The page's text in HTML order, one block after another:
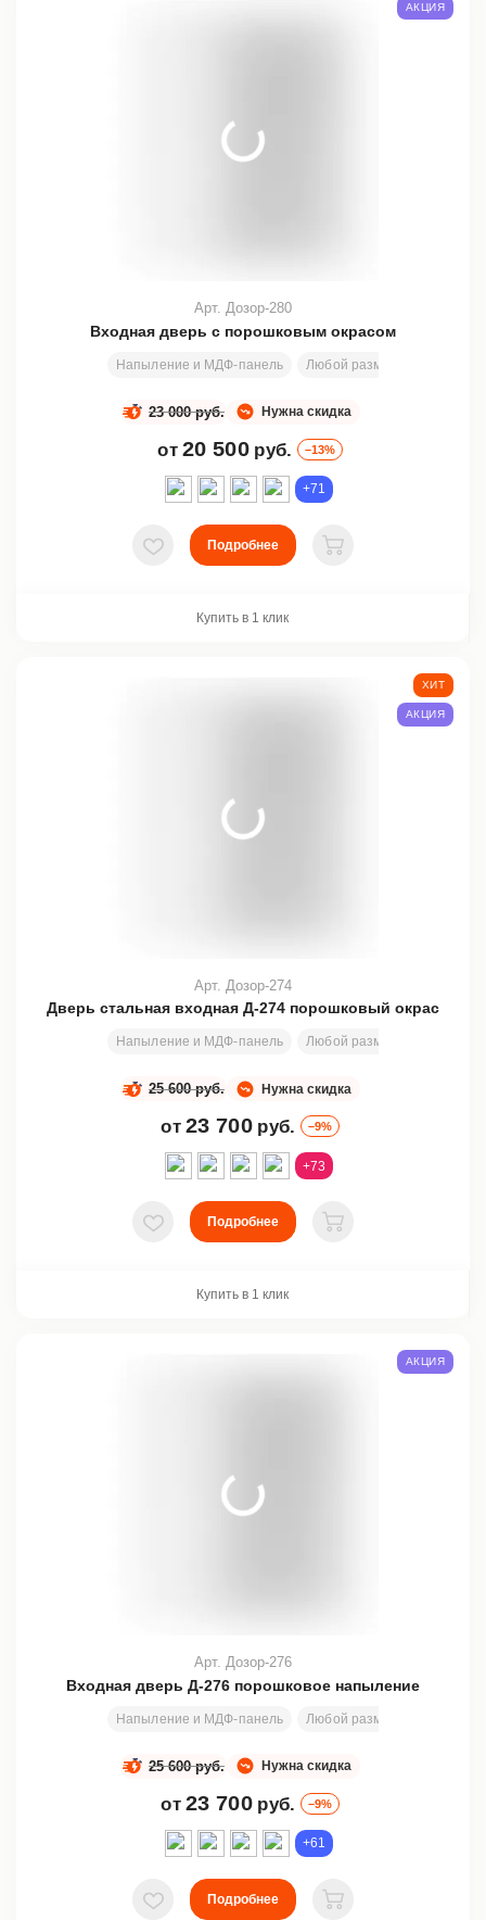
Входная дверь с порошковым окрасом
Напыление и МДФ-панель Любой размер
Арт. Дозор-280
Нужна скидка
23 000 руб.
от 20 500 руб. –13%
АКЦИЯ
+71
В избранное
Подробнее
В корзину
Купить в 1 клик
Дверь стальная входная Д-274 порошковый окрас
Напыление и МДФ-панель Любой размер
Арт. Дозор-274
Нужна скидка
25 600 руб.
от 23 700 руб. –9%
ХИТ
АКЦИЯ
+73
В избранное
Подробнее
В корзину
Купить в 1 клик
Входная дверь Д-276 порошковое напыление
Напыление и МДФ-панель Любой размер
Арт. Дозор-276
Нужна скидка
25 600 руб.
от 23 700 руб. –9%
АКЦИЯ
+61
В избранное
Подробнее
В корзину